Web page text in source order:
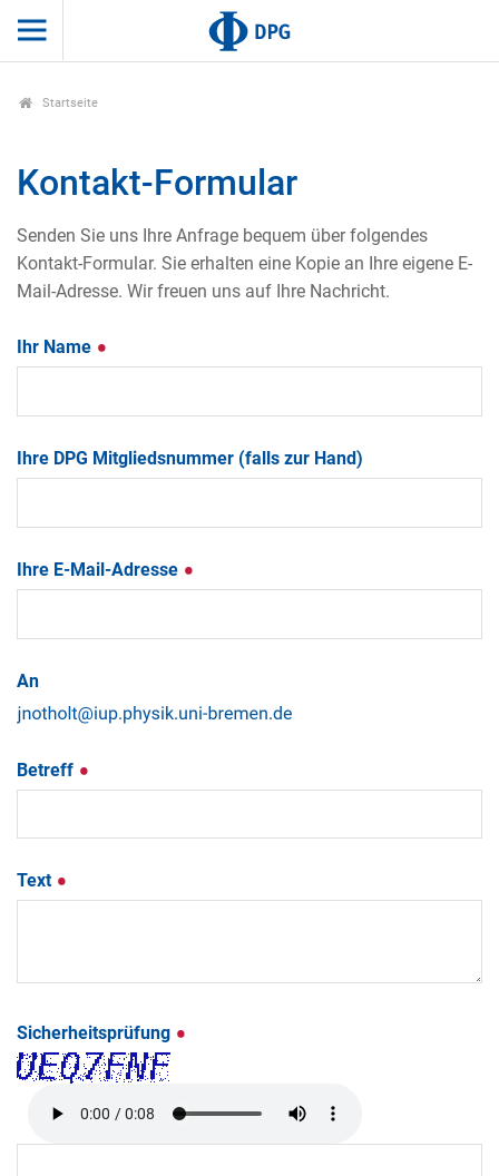
Startseite
Kontakt-Formular
Senden Sie uns Ihre Anfrage bequem über folgendes
Kontakt-Formular. Sie erhalten eine Kopie an Ihre eigene E-
Mail-Adresse. Wir freuen uns auf Ihre Nachricht.
Ihr Name
Ihre DPG Mitgliedsnummer (falls zur Hand)
Ihre E-Mail-Adresse
An
Betreff
Text
Sicherheitsprüfung